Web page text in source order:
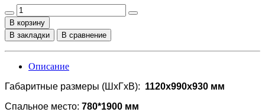
В корзину
В закладки
В сравнение
Описание
Габаритные размеры (ШхГхВ): 1120x990x930 мм
Спальное место: 780*1900 мм